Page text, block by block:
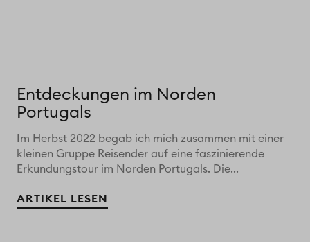
Entdeckungen im Norden
Portugals
Im Herbst 2022 begab ich mich zusammen mit einer
kleinen Gruppe Reisender auf eine faszinierende
Erkundungstour im Norden Portugals. Die...
ARTIKEL LESEN